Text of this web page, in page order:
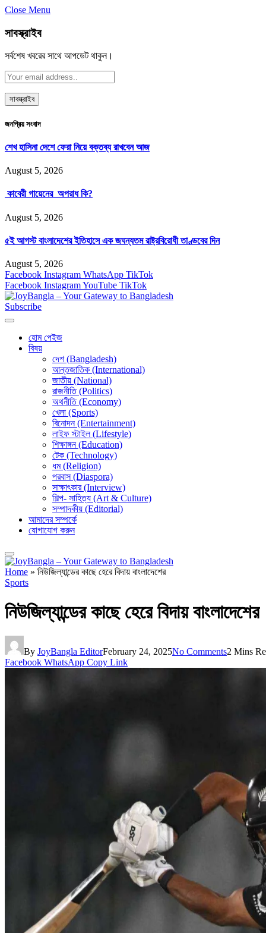
Close Menu
সাবস্ক্রাইব
সর্বশেষ খবরের সাথে আপডেট থাকুন।
জনপ্রিয় সংবাদ
শেখ হাসিনা দেশে ফেরা নিয়ে বক্তব্য রাখবেন আজ
August 5, 2026
কাবেরী গায়েনের অপরাধ কি?
August 5, 2026
৫ই আগস্ট বাংলাদেশের ইতিহাসে এক জঘন্যতম রাষ্ট্রবিরোধী তাণ্ডবের দিন
August 5, 2026
Facebook Instagram WhatsApp TikTok
Facebook InstagramYouTube TikTok
Subscribe
হোম পেইজ
বিষয়
দেশ (Bangladesh)
আন্তজাতিক (International)
জাতীয় (National)
রাজনীতি (Politics)
অথনীতি (Economy)
খেলা (Sports)
বিনোদন (Entertainment)
লাইফ স্টাইল (Lifestyle)
শিক্ষাঙ্গন (Education)
টেক (Technology)
ধম (Religion)
পরবাস (Diaspora)
সাক্ষাৎকার (Interview)
শিল্প- সাহিত্য (Art & Culture)
সম্পাদকীয় (Editorial)
আমাদের সম্পর্কে
যোগাযোগ করুন
Home » নিউজিল্যান্ডের কাছে হেরে বিদায় বাংলাদেশের
Sports
নিউজিল্যান্ডের কাছে হেরে বিদায় বাংলাদেশের
By JoyBangla EditorFebruary 24, 2025No Comments2 Mins
Facebook WhatsApp Copy Link